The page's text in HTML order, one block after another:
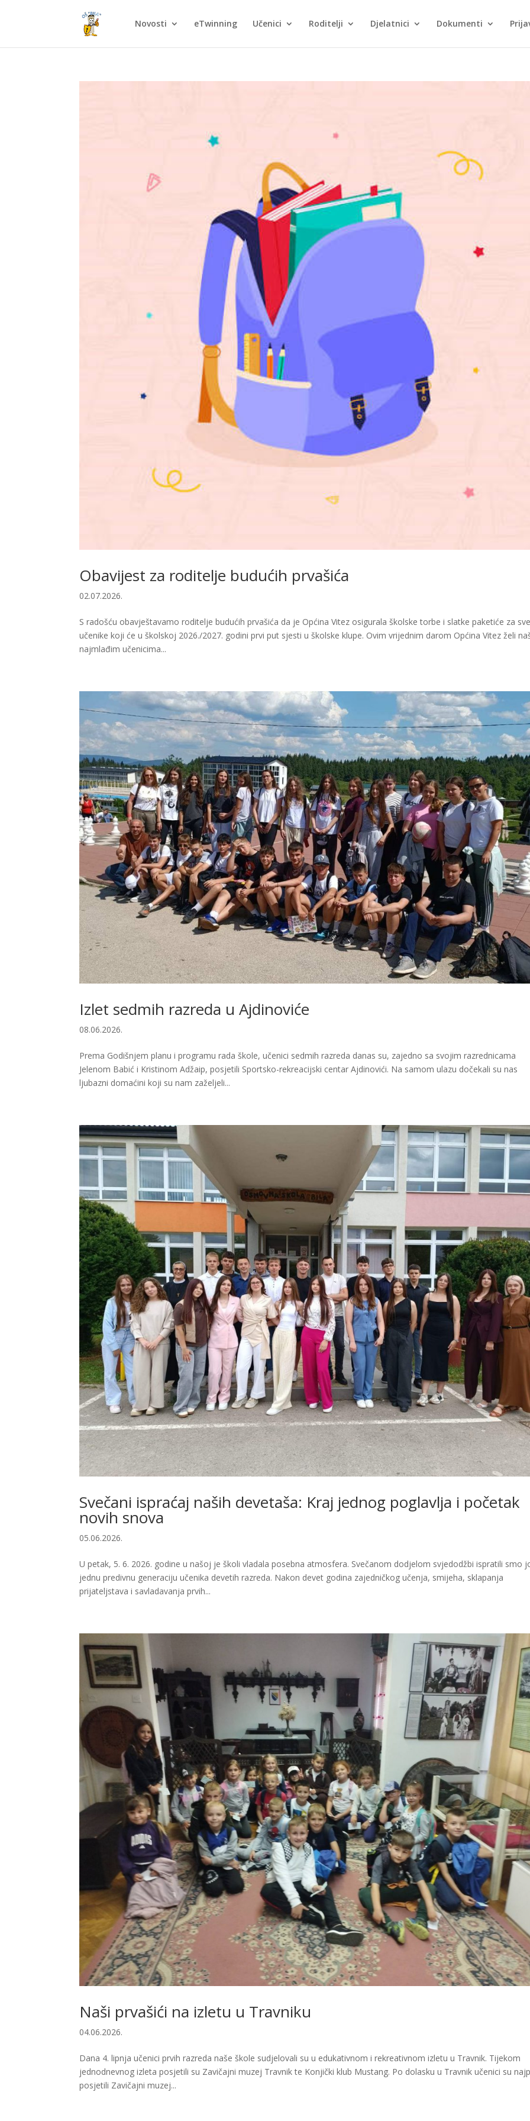
Novosti eTwinning Učenici Roditelji Djelatnici Dokumenti
Obavijest za roditelje budućih prvašića
02.07.2026.
S radošću obavještavamo roditelje budućih prvašića da je Općina Vitez osigurala školske torbe i slatke paketiće za
učenike koji će u školskoj 2026./2027. godini prvi put sjesti u školske klupe. Ovim vrijednim darom Općina Vitez želi
najmlađim učenicima...
Izlet sedmih razreda u Ajdinoviće
08.06.2026.
Prema Godišnjem planu i programu rada škole, učenici sedmih razreda danas su, zajedno sa svojim razrednicama
Jelenom Babić i Kristinom Adžaip, posjetili Sportsko-rekreacijski centar Ajdinovići. Na samom ulazu dočekali su nas
ljubazni domaćini koji su nam zaželjeli...
Svečani ispraćaj naših devetaša: Kraj jednog poglavlja i početak
novih snova
05.06.2026.
​U petak, 5. 6. 2026. godine u našoj je školi vladala posebna atmosfera. Svečanom dodjelom svjedodžbi ispratili smo
jednu predivnu generaciju učenika devetih razreda. Nakon devet godina zajedničkog učenja, smijeha, sklapanja
prijateljstava i savladavanja prvih...
Naši prvašići na izletu u Travniku
04.06.2026.
Dana 4. lipnja učenici prvih razreda naše škole sudjelovali su u edukativnom i rekreativnom izletu u Travnik. Tijekom
jednodnevnog izleta posjetili su Zavičajni muzej Travnik te Konjički klub Mustang. Po dolasku u Travnik učenici su
posjetili Zavičajni muzej...